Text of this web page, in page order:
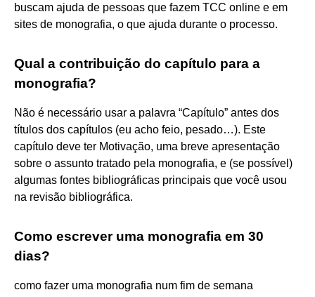
buscam ajuda de pessoas que fazem TCC online e em
sites de monografia, o que ajuda durante o processo.
Qual a contribuição do capítulo para a
monografia?
Não é necessário usar a palavra “Capítulo” antes dos
títulos dos capítulos (eu acho feio, pesado…). Este
capítulo deve ter Motivação, uma breve apresentação
sobre o assunto tratado pela monografia, e (se possível)
algumas fontes bibliográficas principais que você usou
na revisão bibliográfica.
Como escrever uma monografia em 30
dias?
como fazer uma monografia num fim de semana